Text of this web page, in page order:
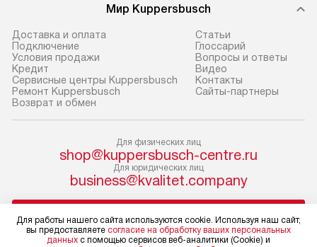
доставки доставит упакованный
Если необходимо переместить
прибор до места установки,
пожалуйста, предварительно
уточните это с менеджером.
учитывать, что если размеры
прибора не позволяют ему пройти
через дверной проем, сотрудники
транспортной службы не могут
демонтировать дверцы, ручки или
другие выступающие элементы, так
Готовые
предполагают,
от категории,
установленной
разблокировку
соединение
монтаж техники
на место с
Мир Kuppersbusch
Доставка и оплата
Подключение
Условия продажи
Кредит
Сервисные центры Kuppersbusch
Ремонт Kuppersbusch
Возврат и обмен
Cтатьи
Глоссарий
Вопросы и ответы
Видео
Контакты
Сайты-партнеры
Для физических лиц
shop@kuppersbusch-centre.ru
Для юридических лиц
business@kvalitet.company
Для работы нашего сайта используются cookie. Используя наш сайт,
вы предоставляете согласие на обработку ваших персональных
данных с помощью сервисов веб-аналитики (Cookie) и